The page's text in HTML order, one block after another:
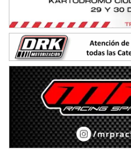
PROKART METROPOLITANO - F1
Rubén Luis Di Palma (Asfalto)
Ciudad Evita (Buenos Aires)
AKPS - F6
Kartódromo AKPS (Asfalto)
Comodoro Rivadavia (Chubut)
CORDOBES ASFALTO - F7
Complejo Valentín Lauret (Tierra)
Colonia Caroya (Córdoba)